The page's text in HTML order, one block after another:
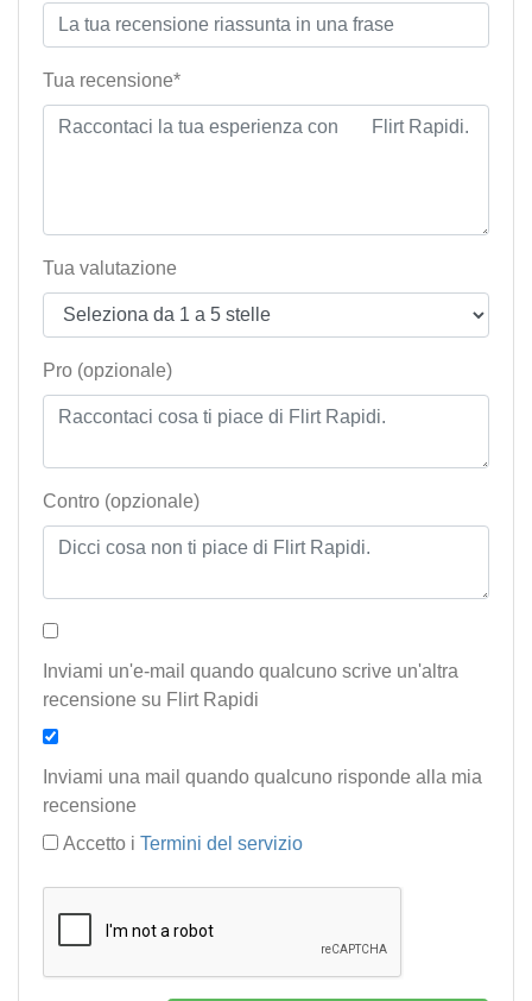
Tua recensione*
Tua valutazione
Pro (opzionale)
Contro (opzionale)
Inviami un'e-mail quando qualcuno scrive un'altra
recensione su Flirt Rapidi
Inviami una mail quando qualcuno risponde alla mia
recensione
Accetto i Termini del servizio